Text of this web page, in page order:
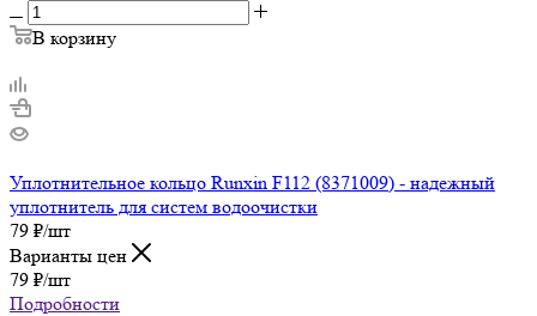
В корзину
Уплотнительное кольцо Runxin F112 (8371009) - надежный
уплотнитель для систем водоочистки
79 ₽/шт
Варианты цен
79 ₽/шт
Подробности